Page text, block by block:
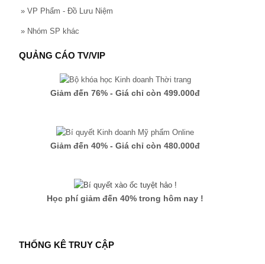
» VP Phẩm - Đồ Lưu Niệm
» Nhóm SP khác
QUẢNG CÁO TV/VIP
Giảm đến 76% - Giá chỉ còn 499.000đ
Giảm đến 40% - Giá chỉ còn 480.000đ
Học phí giảm đến 40% trong hôm nay !
THỐNG KÊ TRUY CẬP